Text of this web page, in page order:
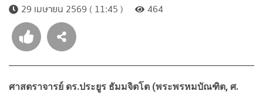
29 เมษายน 2569 ( 11:45 )
464
ศาสตราจารย์ ดร.ประยูร ธัมมจิตโต (พระพรหมบัณฑิต, ศ.